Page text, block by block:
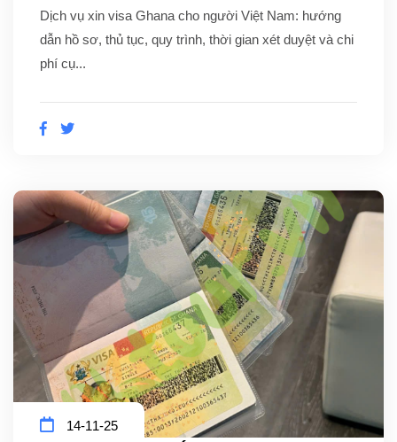
Dịch vụ xin visa Ghana cho người Việt Nam: hướng
dẫn hồ sơ, thủ tục, quy trình, thời gian xét duyệt và chi
phí cụ...
14-11-25